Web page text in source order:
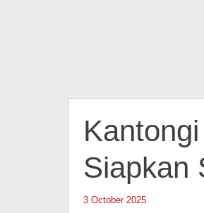
Siapkan
3 October 2025